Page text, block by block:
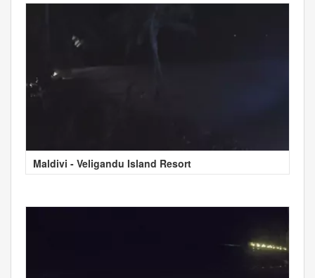
Maldivi - Veligandu Island Resort